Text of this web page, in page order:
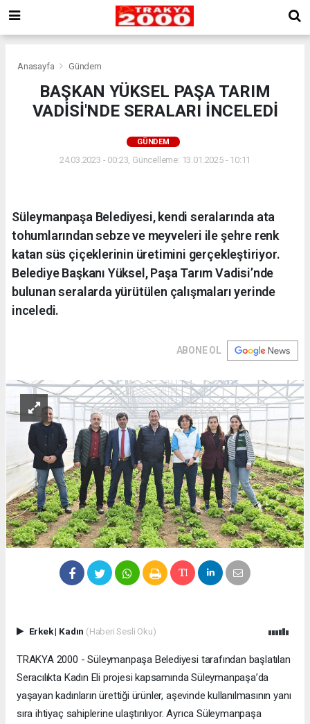
Anasayfa Gündem
BAŞKAN YÜKSEL PAŞA TARIM
VADİSİ'NDE SERALARI İNCELEDİ
GÜNDEM
24.03.2023 - 00:23, Güncelleme: 13.01.2025 - 10:11
Süleymanpaşa Belediyesi, kendi seralarında ata
tohumlarından sebze ve meyveleri ile şehre renk
katan süs çiçeklerinin üretimini gerçekleştiriyor.
Belediye Başkanı Yüksel, Paşa Tarım Vadisi’nde
bulunan seralarda yürütülen çalışmaları yerinde
inceledi.
ABONE OL
Erkek| Kadın (Haberi Sesli Oku)
TRAKYA 2000 - Süleymanpaşa Belediyesi tarafından başlatılan
Seracılıkta Kadın Eli projesi kapsamında Süleymanpaşa’da
yaşayan kadınların ürettiği ürünler, aşevinde kullanılmasının yanı
sıra ihtiyaç sahiplerine ulaştırılıyor. Ayrıca Süleymanpaşa